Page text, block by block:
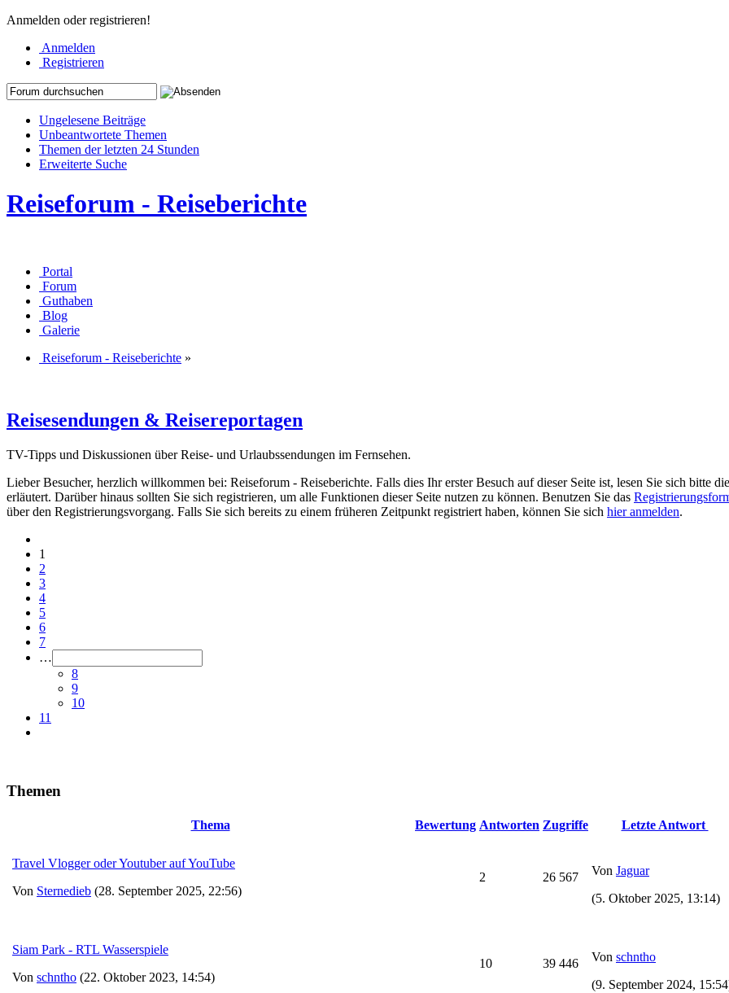
Anmelden oder registrieren!
Anmelden
Registrieren
Ungelesene Beiträge
Unbeantwortete Themen
Themen der letzten 24 Stunden
Erweiterte Suche
Reiseforum - Reiseberichte
Portal
Forum
Guthaben
Blog
Galerie
Reiseforum - Reiseberichte »
Reisesendungen & Reisereportagen
TV-Tipps und Diskussionen über Reise- und Urlaubssendungen im Fernsehen.
Lieber Besucher, herzlich willkommen bei: Reiseforum - Reiseberichte. Falls dies Ihr erster Besuch auf dieser Seite ist, lesen Sie sich bitte
erläutert. Darüber hinaus sollten Sie sich registrieren, um alle Funktionen dieser Seite nutzen zu können. Benutzen Sie das
über den Registrierungsvorgang. Falls Sie sich bereits zu einem früheren Zeitpunkt registriert haben, können Sie sich hier anmelden.
1
2
3
4
5
6
7
…
8
9
10
11
Themen
Thema Bewertung Antworten Zugriffe Letzte Antwort
Travel Vlogger oder Youtuber auf YouTube
Von Sternedieb (28. September 2025, 22:56)
2 26 567 Von Jaguar
(5. Oktober 2025, 13:14)
Siam Park - RTL Wasserspiele
Von schntho (22. Oktober 2023, 14:54)
10 39 446 Von schntho
(9. September 2024,